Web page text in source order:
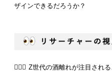
ザインできるだろうか？
💁🏻‍♂️ Z世代の酒離れが注目され